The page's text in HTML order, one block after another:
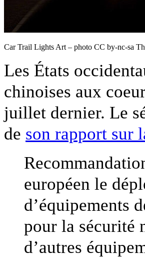
Car Trail Lights Art – photo CC by-nc-sa
Les États
chinoises aux
juillet dernier. Le
de son rapport sur
européen le
d’équipements
pour la sécurité
d’autres